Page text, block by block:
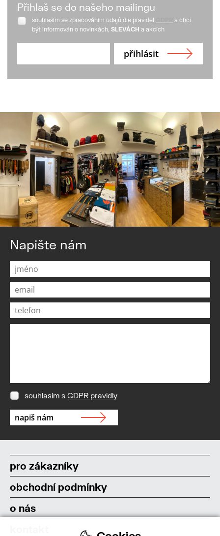
Přihlaš se do našeho mailingu
souhlasím se zpracováním údajů dle pravidel
a chci
být informován o novinkách, SLEVÁCH a akcích
Napište nám
souhlasím s GDPR pravidly
pro zákazníky
obchodní podmínky
o nás